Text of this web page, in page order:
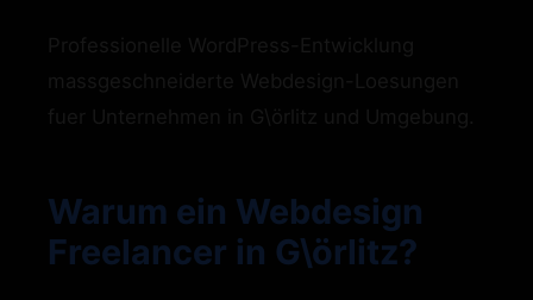
Warum ein Webdesign
Freelancer in G\örlitz?